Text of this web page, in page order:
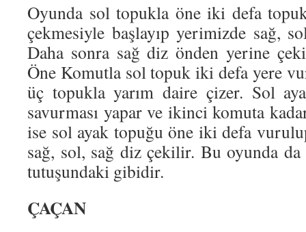
Oyunda sol topukla öne iki defa
çekmesiyle başlayıp yerimizde sağ,
Daha sonra sağ diz önden yerine
Öne Komutla sol topuk iki defa yere
üç topukla yarım daire çizer. Sol
savurması yapar ve ikinci komuta
ise sol ayak topuğu öne iki defa
sağ, sol, sağ diz çekilir. Bu oyunda
tutuşundaki gibidir.
ÇAÇAN